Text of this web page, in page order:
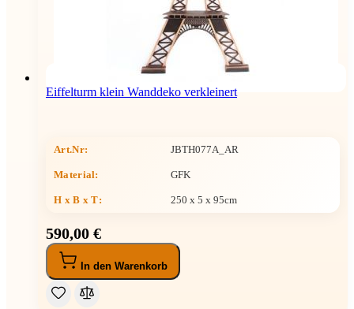
Eiffelturm klein Wanddeko verkleinert
Art.Nr: JBTH077A_AR
Material: GFK
H x B x T: 250 x 5 x 95cm
590,00 €
In den Warenkorb